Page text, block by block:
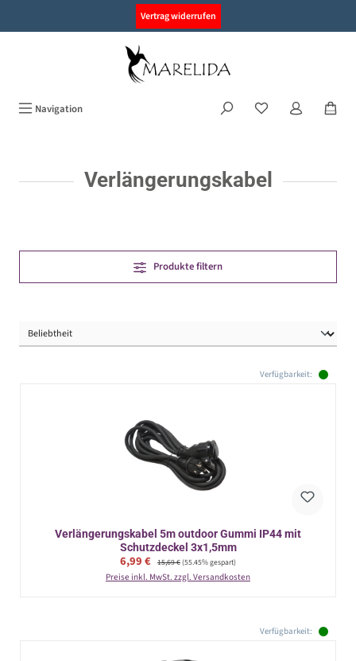
Vertrag widerrufen
Navigation
Verlängerungskabel
Produkte filtern
Verfügbarkeit:
Verlängerungskabel 5m outdoor Gummi IP44 mit
Schutzdeckel 3x1,5mm
Verkaufspreis:
6,99 € Regulärer Preis:
15,69 €(55.45% gespart)
Preise inkl. MwSt. zzgl. Versandkosten
Verfügbarkeit: